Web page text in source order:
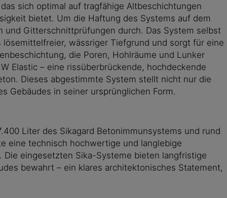
sich optimal auf tragfähige Altbeschichtungen
bietet. Um die Haftung des Systems auf dem
Gitterschnittprüfungen durch. Das System selbst
wässriger Tiefgrund und sorgt für eine
die Poren, Hohlräume und Lunker
Elastic – eine rissüberbrückende, hochdeckende
Dieses abgestimmte System stellt nicht nur die
Gebäudes in seiner ursprünglichen Form.
Liter des Sikagard Betonimmunsystems und rund
eine technisch hochwertige und langlebige
eingesetzten Sika-Systeme bieten langfristige
bewahrt – ein klares architektonisches Statement,